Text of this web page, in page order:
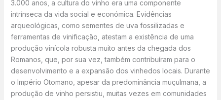
3.000 anos, a cultura do vinho era uma componente
intrínseca da vida social e económica. Evidências
arqueológicas, como sementes de uva fossilizadas e
ferramentas de vinificação, atestam a existência de uma
produção vinícola robusta muito antes da chegada dos
Romanos, que, por sua vez, também contribuíram para o
desenvolvimento e a expansão dos vinhedos locais. Durante
o Império Otomano, apesar da predominância muçulmana, a
produção de vinho persistiu, muitas vezes em comunidades